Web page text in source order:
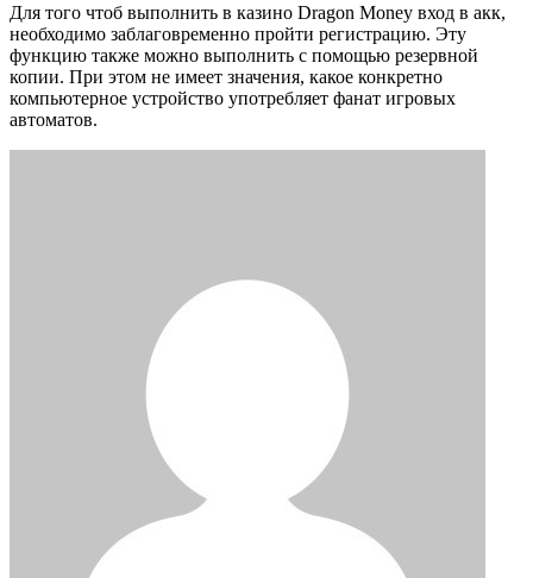
Для того чтоб выполнить в казино Dragon Money вход в акк,
необходимо заблаговременно пройти регистрацию. Эту
функцию также можно выполнить с помощью резервной
копии. При этом не имеет значения, какое конкретно
компьютерное устройство употребляет фанат игровых
автоматов.